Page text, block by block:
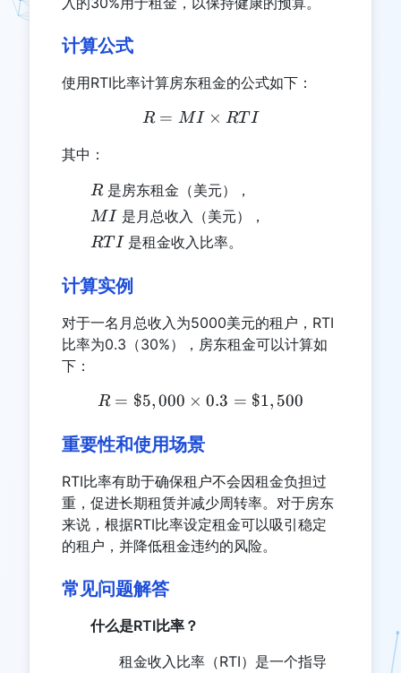
计算公式
使用RTI比率计算房东租金的公式如下：
R = MI \times RTI
R = MI × RT I
其中：
R
R是房东租金（美元），
MI
MI是月总收入（美元），
RTI
RT I是租金收入比率。
计算实例
对于一名月总收入为5000美元的租户，RTI
比率为0.3（30%），房东租金可以计算如
下：
R = \$5,000 \times 0.3 =
R = $5,000 × 0.3 = $1, 500
重要性和使用场景
RTI比率有助于确保租户不会因租金负担过
重，促进长期租赁并减少周转率。对于房东
来说，根据RTI比率设定租金可以吸引稳定
的租户，并降低租金违约的风险。
常见问题解答
什么是RTI比率？
租金收入比率（RTI）是一个指导